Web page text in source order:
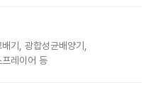
기, 광합성균배양기,
레이어 등